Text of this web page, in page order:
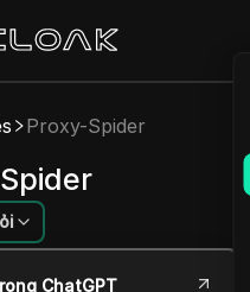
Proxy-Spider
ChatGPT
cấp dịch vụ proxy hàng